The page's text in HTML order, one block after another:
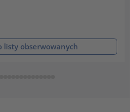
listy obserwowanych